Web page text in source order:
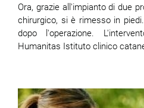
Ora, grazie all'impianto di due
chirurgico, si è rimesso in
dopo l'operazione.
Humanitas Istituto clinico